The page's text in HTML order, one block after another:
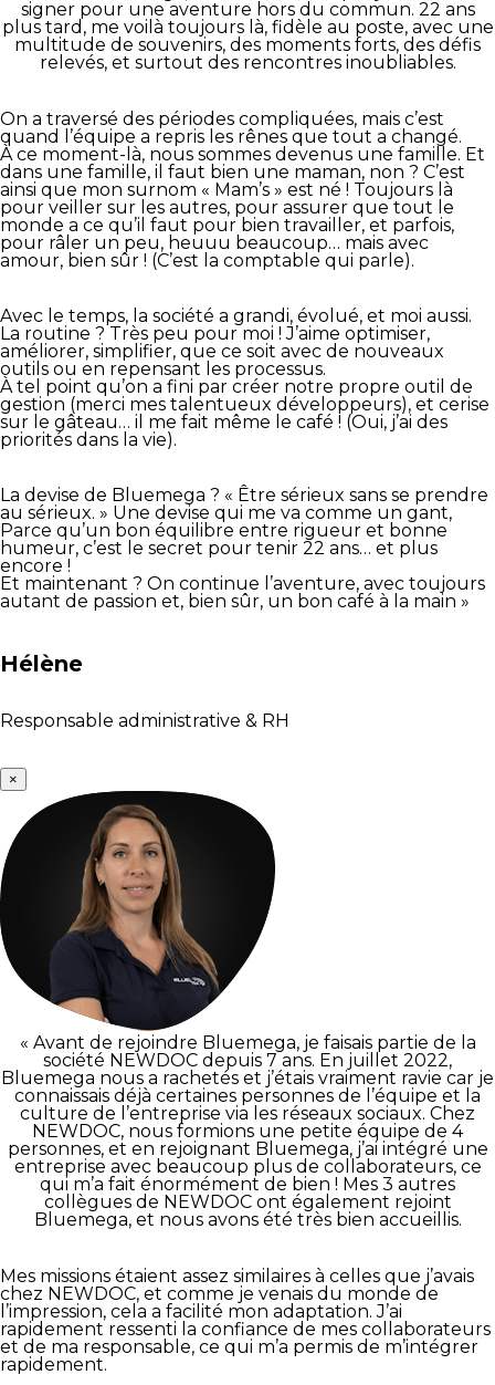
signer pour une aventure hors du commun. 22 ans
plus tard, me voilà toujours là, fidèle au poste, avec une
multitude de souvenirs, des moments forts, des défis
relevés, et surtout des rencontres inoubliables.
On a traversé des périodes compliquées, mais c’est
quand l’équipe a repris les rênes que tout a changé.
À ce moment-là, nous sommes devenus une famille. Et
dans une famille, il faut bien une maman, non ? C’est
ainsi que mon surnom « Mam’s » est né ! Toujours là
pour veiller sur les autres, pour assurer que tout le
monde a ce qu’il faut pour bien travailler, et parfois,
pour râler un peu, heuuu beaucoup… mais avec
amour, bien sûr ! (C’est la comptable qui parle).
Avec le temps, la société a grandi, évolué, et moi aussi.
La routine ? Très peu pour moi ! J’aime optimiser,
améliorer, simplifier, que ce soit avec de nouveaux
outils ou en repensant les processus.
À tel point qu’on a fini par créer notre propre outil de
gestion (merci mes talentueux développeurs), et cerise
sur le gâteau… il me fait même le café ! (Oui, j’ai des
priorités dans la vie).
La devise de Bluemega ? « Être sérieux sans se prendre
au sérieux. » Une devise qui me va comme un gant,
Parce qu’un bon équilibre entre rigueur et bonne
humeur, c’est le secret pour tenir 22 ans… et plus
encore !
Et maintenant ? On continue l’aventure, avec toujours
autant de passion et, bien sûr, un bon café à la main »
Hélène
Responsable administrative & RH
×
« Avant de rejoindre Bluemega, je faisais partie de la
société NEWDOC depuis 7 ans. En juillet 2022,
Bluemega nous a rachetés et j’étais vraiment ravie car je
connaissais déjà certaines personnes de l’équipe et la
culture de l’entreprise via les réseaux sociaux. Chez
NEWDOC, nous formions une petite équipe de 4
personnes, et en rejoignant Bluemega, j’ai intégré une
entreprise avec beaucoup plus de collaborateurs, ce
qui m’a fait énormément de bien ! Mes 3 autres
collègues de NEWDOC ont également rejoint
Bluemega, et nous avons été très bien accueillis.
Mes missions étaient assez similaires à celles que j’avais
chez NEWDOC, et comme je venais du monde de
l’impression, cela a facilité mon adaptation. J’ai
rapidement ressenti la confiance de mes collaborateurs
et de ma responsable, ce qui m’a permis de m’intégrer
rapidement.